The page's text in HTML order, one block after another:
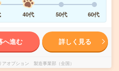
40代 50代 60代
へ進む 詳しく見る
アオプション 製造事業部（全国）